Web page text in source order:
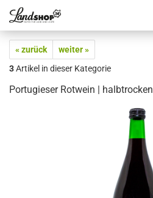
« zurück
weiter »
3Artikel in dieser Kategorie
Portugieser Rotwein | halbtrocken